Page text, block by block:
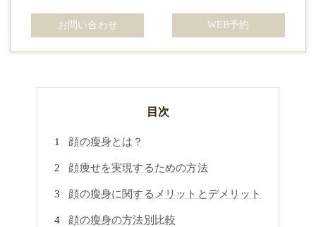
お問い合わせ WEB予約
目次
顔の瘦身とは？
顔痩せを実現するための方法
顔の瘦身に関するメリットとデメリット
顔の瘦身の方法別比較